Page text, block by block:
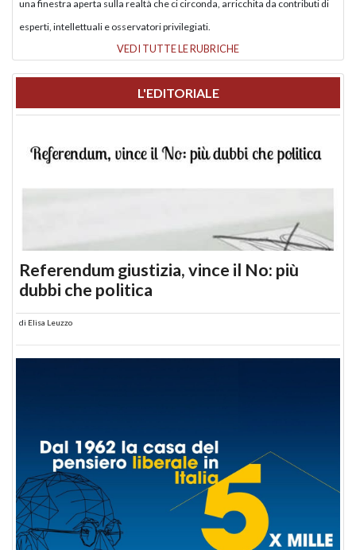
una finestra aperta sulla realtà che ci circonda, arricchita da contributi di
esperti, intellettuali e osservatori privilegiati.
VEDI TUTTE LE RUBRICHE
L'EDITORIALE
Referendum giustizia, vince il No: più
dubbi che politica
di Elisa Leuzzo